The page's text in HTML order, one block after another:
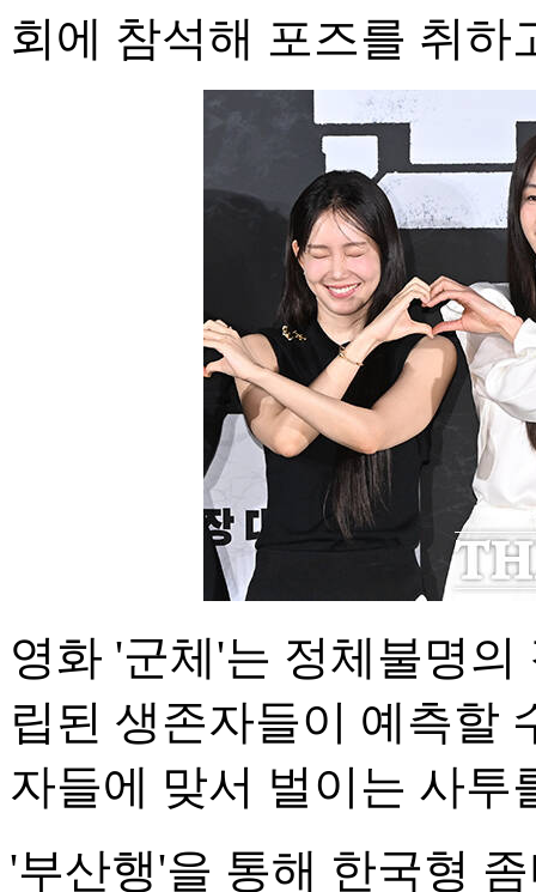
회에 참석해 포즈를 취하
영화 '군체'는 정체불명
립된 생존자들이 예측할
자들에 맞서 벌이는 사투
'부산행'을 통해 한국형